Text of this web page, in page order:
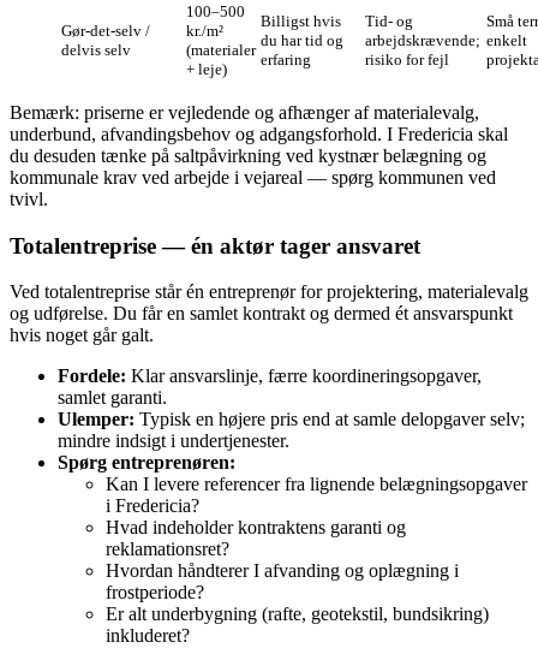
Gør‑det‑selv /
delvis selv
100–500
kr./m²
(materialer
+ leje)
Billigst hvis
du har tid og
erfaring
Tid- og
arbejdskrævende;
risiko for fejl
Små
enkelt
Bemærk: priserne er vejledende og afhænger af materialevalg,
underbund, afvandingsbehov og adgangsforhold. I Fredericia skal
du desuden tænke på saltpåvirkning ved kystnær belægning og
kommunale krav ved arbejde i vejareal — spørg kommunen ved
tvivl.
Totalentreprise — én aktør tager ansvaret
Ved totalentreprise står én entreprenør for projektering, materialevalg
og udførelse. Du får en samlet kontrakt og dermed ét ansvarspunkt
hvis noget går galt.
Fordele: Klar ansvarslinje, færre koordineringsopgaver,
samlet garanti.
Ulemper: Typisk en højere pris end at samle delopgaver selv;
mindre indsigt i undertjenester.
Spørg entreprenøren:
Kan I levere referencer fra lignende belægningsopgaver
i Fredericia?
Hvad indeholder kontraktens garanti og
reklamationsret?
Hvordan håndterer I afvanding og oplægning i
frostperiode?
Er alt underbygning (rafte, geotekstil, bundsikring)
inkluderet?